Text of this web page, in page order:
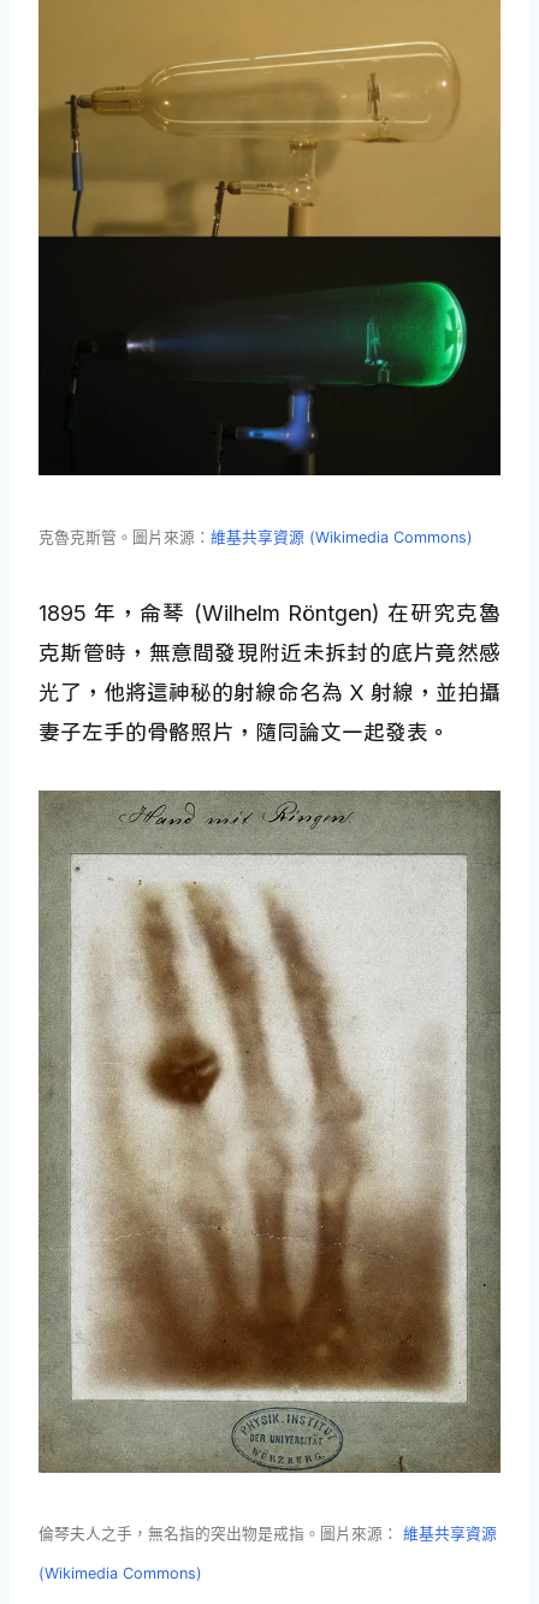
克魯克斯管。圖片來源： 維基共享資源 (Wikimedia Commons)
1895 年，侖琴 (Wilhelm Röntgen) 在研究克魯
克斯管時，無意間發現附近未拆封的底片竟然感
光了，他將這神秘的射線命名為 X 射線，並拍攝
妻子左手的骨骼照片，隨同論文一起發表。
倫琴夫人之手，無名指的突出物是戒指。圖片來源： 維基共享資源
(Wikimedia Commons)